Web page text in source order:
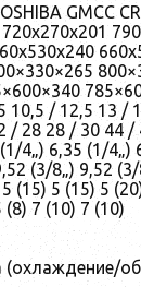
GMCC
10,5 / 12,5 13 /
/ 28 28 / 30 44 /
6,35 (1/4„)
(3/8„) 9,52
(15) 5 (15) 5
7 (10) 7 (10)